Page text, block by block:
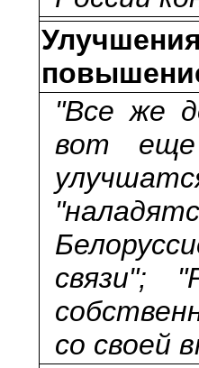
"Все же
вот еще
связи";
со своей